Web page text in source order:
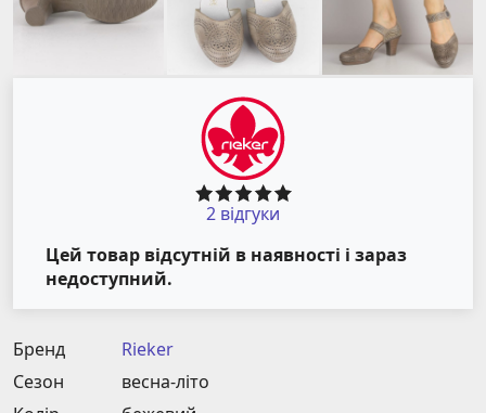
2 відгуки
Цей товар відсутній в наявності і зараз
недоступний.
Бренд
Rieker
Сезон
весна-літо